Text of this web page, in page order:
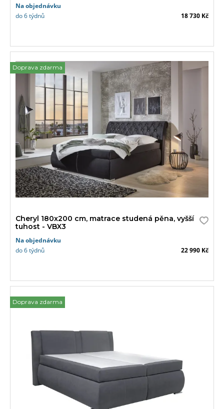
Na objednávku
do 6 týdnů
18 730 Kč
Doprava zdarma
Cheryl 180x200 cm, matrace studená pěna, vyšší
tuhost - VBX3
Na objednávku
do 6 týdnů
22 990 Kč
Doprava zdarma